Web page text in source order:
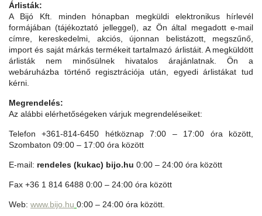
Árlisták:
A Bijó Kft. minden hónapban megküldi elektronikus hírlevél
formájában (tájékoztató jelleggel), az Ön által megadott e-mail
címre, kereskedelmi, akciós, újonnan belistázott, megszűnő,
import és saját márkás termékeit tartalmazó árlistáit. A megküldött
árlisták nem minősülnek hivatalos árajánlatnak. Ön a
webáruházba történő regisztrációja után, egyedi árlistákat tud
kérni.
Megrendelés:
Az alábbi elérhetőségeken várjuk megrendeléseiket:
Telefon +361-814-6450 hétköznap 7:00 – 17:00 óra között,
Szombaton 09:00 – 17:00 óra között
E-mail: rendeles (kukac) bijo.hu 0:00 – 24:00 óra között
Fax +36 1 814 6488 0:00 – 24:00 óra között
Web: www.bijo.hu 0:00 – 24:00 óra között.